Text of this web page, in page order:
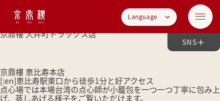
Language
SNS
京鼎樓 大井町トラックス店
京鼎樓 恵比寿本店
[:en]恵比寿駅東口から徒歩1分と好アクセス
点心場では本場台湾の点心師が小籠包を一つ一つ丁寧に包み上
げ、蒸しあげる様子をご覧いただけます。